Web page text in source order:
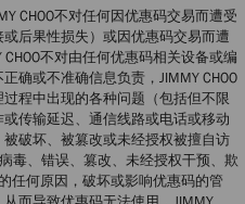
CHOO不对任何因优惠码交易而遭受
后果性损失）或因优惠码交易而遭
不对由任何优惠码相关设备或编
确或不准确信息负责，JIMMY CHOO
程中出现的各种问题（包括但不限
传输延迟、通信线路或电话或移动
破坏、被篡改或未经授权被擅自访
毒、错误、篡改、未经授权干预、欺
任何原因，破坏或影响优惠码的管